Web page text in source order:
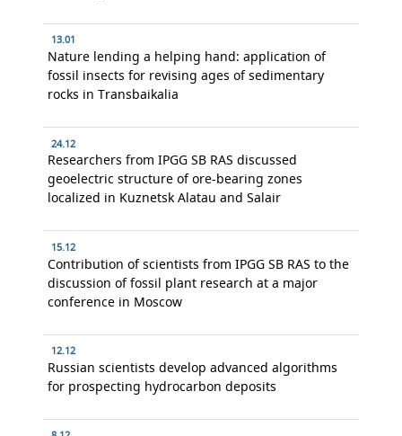
13.01
Nature lending a helping hand: application of
fossil insects for revising ages of sedimentary
rocks in Transbaikalia
24.12
Researchers from IPGG SB RAS discussed
geoelectric structure of ore-bearing zones
localized in Kuznetsk Alatau and Salair
15.12
Contribution of scientists from IPGG SB RAS to the
discussion of fossil plant research at a major
conference in Moscow
12.12
Russian scientists develop advanced algorithms
for prospecting hydrocarbon deposits